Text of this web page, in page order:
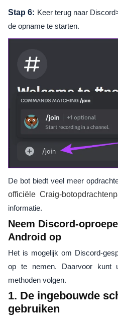
Stap 6: Keer terug naar
de opname te starten.
De bot biedt veel meer
officiële Craig-
informatie.
Neem Discord-
Android op
Het is mogelijk om Discord-
op te nemen. Daarvoor kunt
methoden volgen.
1. De ingebouwde
gebruiken